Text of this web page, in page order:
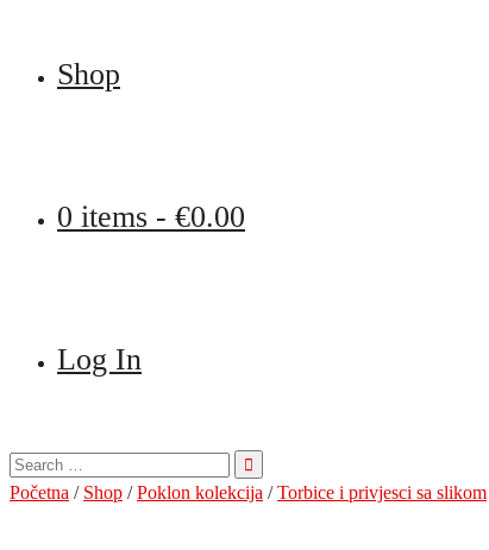
Shop
0 items - €0.00
Log In
Pretraga
za:
Početna / Shop /Poklon kolekcija /Torbice i privjesci sa slikom